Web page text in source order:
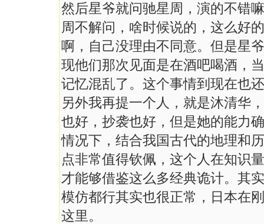
然后星爷就问驰星周，演的不错
周不解问，啥时候说的，这么好
啊，自己没理由不同意。但是星
现他们那次见面是在酒吧喝酒，
记忆混乱了。这个事情到现在也
另外我再提一个人，就是沐清华
也好，抄袭也好，但是她的能力
情况下，结合我国古代的地理和
点非常值得钦佩，这个人在知识
才能够借鉴这么多经典诡计。其
模仿都行其实也很正常，日本在
这里。